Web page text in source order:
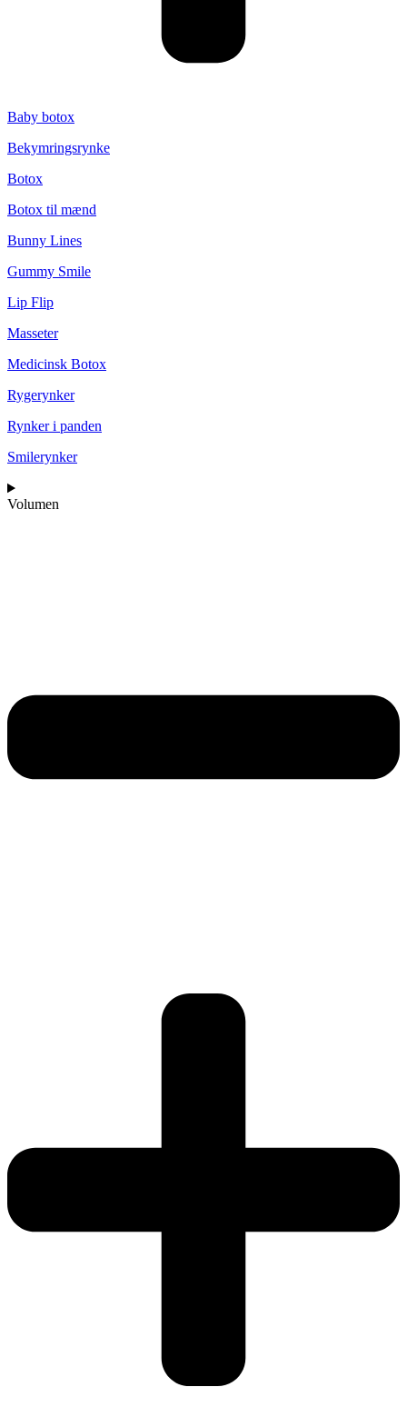
Baby botox
Bekymringsrynke
Botox
Botox til mænd
Bunny Lines
Gummy Smile
Lip Flip
Masseter
Medicinsk Botox
Rygerynker
Rynker i panden
Smilerynker
Volumen